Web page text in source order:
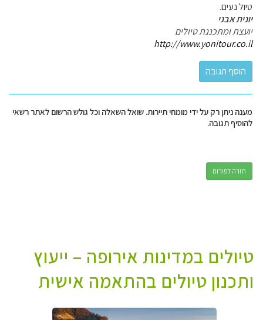
טיול נעים.
יונית אבני
יועצת ומתכננת טיולים
http://www.yonitour.co.il
מענה ניתן רק על ידי מומחי תיירות. שואל השאלה וכל גולש הרשום לאתר רשאי
להוסיף תגובה.
חזרה לפורום
טיולים במדינות אירופה – ייעוץ
ותכנון טיולים בהתאמה אישית